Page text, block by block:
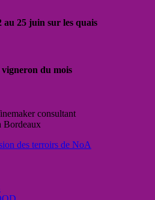
au 25 juin sur les quais
du mois
consultant
Bordeaux
des terroirs de NoA